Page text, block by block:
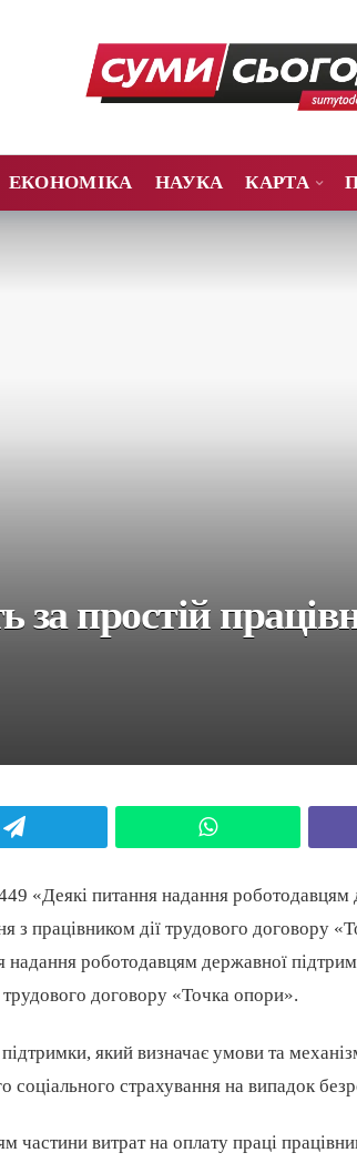
ЕКОНОМІКА НАУКА КАРТА
простій
«Деякі питання надання роботодавцям
з працівником дії трудового договору
роботодавцям державної
договору «Точка опори».
який визначає умови та
страхування на випадок
витрат на оплату праці